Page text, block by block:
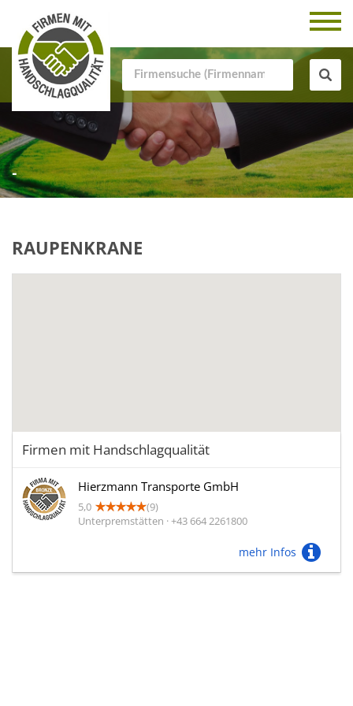
-
RAUPENKRANE
Firmen mit Handschlagqualität
Hierzmann Transporte GmbH
5,0
(9)
Unterpremstätten · +43 664 2261800
mehr Infos